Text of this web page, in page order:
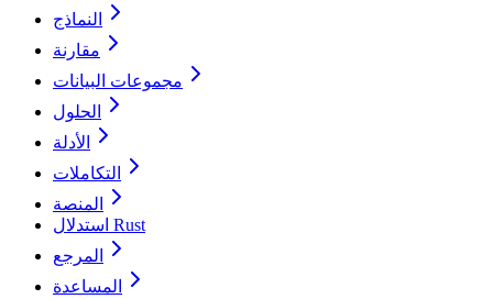
النماذج
مقارنة
مجموعات البيانات
الحلول
الأدلة
التكاملات
المنصة
استدلال Rust
المرجع
المساعدة